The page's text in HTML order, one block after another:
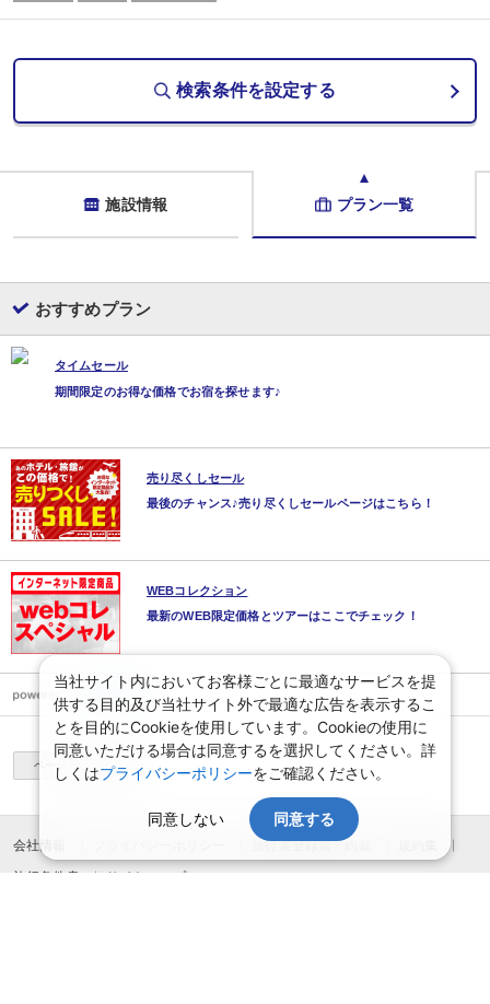
検索条件を設定する
施設情報 プラン一覧
おすすめプラン
タイムセール
期間限定のお得な価格でお宿を探せます♪
売り尽くしセール
最後のチャンス♪売り尽くしセールページはこちら！
WEBコレクション
最新のWEB限定価格とツアーはここでチェック！
ページ上部へ
会社情報 旅行業登録票・約款
旅行条件書 サイトマップ
当社サイト内においてお客様ごとに最適なサービスを提
供する目的及び当社サイト外で最適な広告を表示するこ
とを目的にCookieを使用しています。Cookieの使用に
同意いただける場合は同意するを選択してください。詳
しくはプライバシーポリシーをご確認ください。
同意しない 同意する